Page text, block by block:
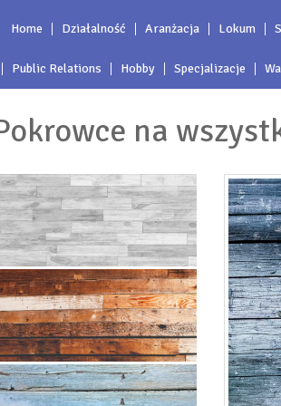
Home Działalność Aranżacja Lokum
Public Relations Hobby Specjalizacje
na